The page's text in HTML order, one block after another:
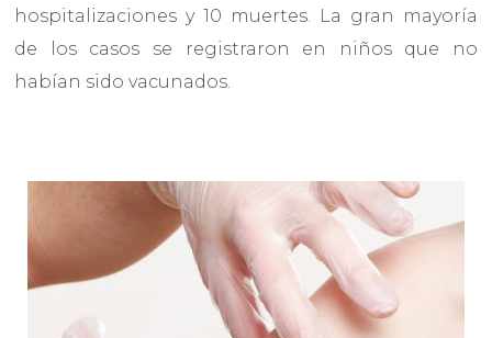
hospitalizaciones y 10 muertes. La gran mayoría
de los casos se registraron en niños que no
habían sido vacunados.